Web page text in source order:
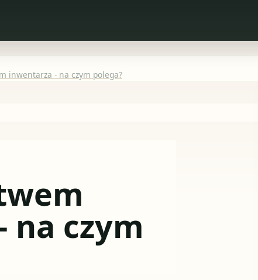
inwentarza - na czym polega?
na czym